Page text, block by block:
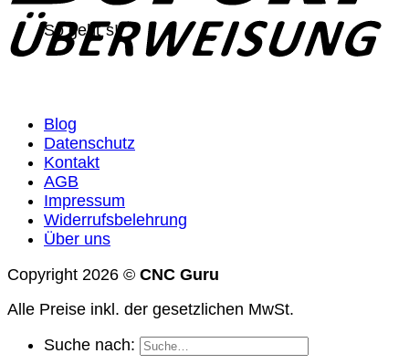
So geht`s!
Blog
Datenschutz
Kontakt
AGB
Impressum
Widerrufsbelehrung
Über uns
Copyright 2026 © CNC Guru
Alle Preise inkl. der gesetzlichen MwSt.
Suche nach: